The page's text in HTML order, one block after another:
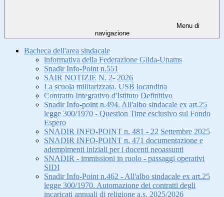
Menu di
navigazione
Bacheca dell'area sindacale
informativa della Federazione Gilda-Unams
Snadir Info-Point n.551
SAIR NOTIZIE N. 2- 2026
La scuola militarizzata. USB locandina
Contratto Integrativo d'Istituto Definitivo
Snadir Info-point n.494. All'albo sindacale ex art.25
legge 300/1970 - Question Time esclusivo sul Fondo
Espero
SNADIR INFO-POINT n. 481 - 22 Settembre 2025
SNADIR INFO-POINT n. 471 documentazione e
adempimenti iniziali per i docenti neoassunti
SNADIR - immissioni in ruolo - passaggi operativi
SIDI
Snadir Info-Point n.462 - All'albo sindacale ex art.25
legge 300/1970. Automazione dei contratti degli
incaricati annuali di religione a.s. 2025/2026